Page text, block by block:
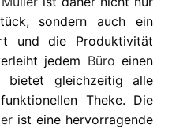
sondern auch ein
und die Produktivität
jedem Büro einen
bietet gleichzeitig alle
Theke. Die
ist eine hervorragende